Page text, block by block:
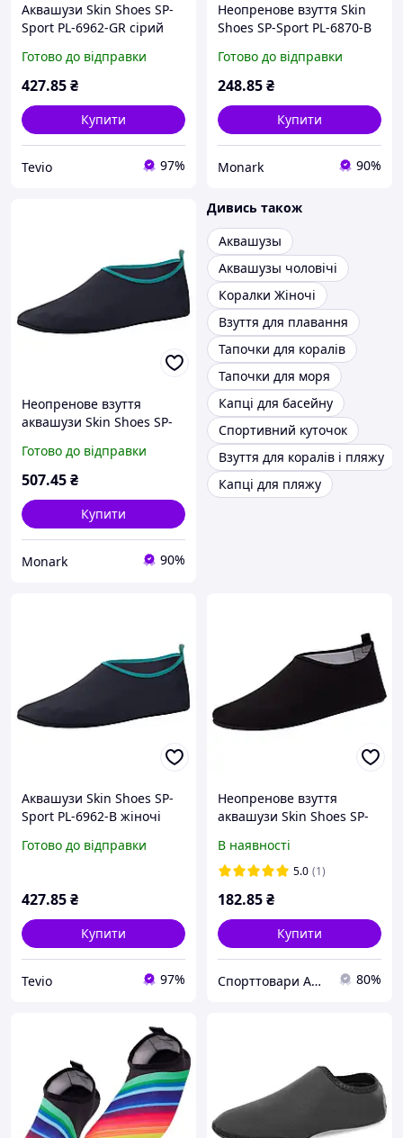
Аквашузи Skin Shoes SP-
Sport PL-6962-GR сірий
неопренові жіночі
Готово до відправки
427.85₴
Купити
Tevio 97%
Неопренове взуття Skin
Shoes SP-Sport PL-6870-B
відпочинку
Готово до відправки
248.85₴
Купити
Monark 90%
Неопренове взуття
аквашузи Skin Shoes SP-
35-36-22,5-23cм темно-
синій для плавання
Готово до відправки
507.45₴
Купити
Monark 90%
Дивись також
Аквашузы
Аквашузы чоловічі
Коралки Жіночі
Взуття для плавання
Тапочки для коралів
Тапочки для моря
Капці для басейну
Спортивний куточок
Взуття для коралів і пляжу
Капці для пляжу
Аквашузи Skin Shoes SP-
Sport PL-6962-B жіночі
для плавання
Готово до відправки
427.85₴
Купити
Tevio 97%
Неопренове взуття
аквашузи Skin Shoes SP-
35-44 чорний Код PL-
6962-BK
В наявності
5.0 (1)
182.85₴
Купити
Спорттовари Andsport 80%